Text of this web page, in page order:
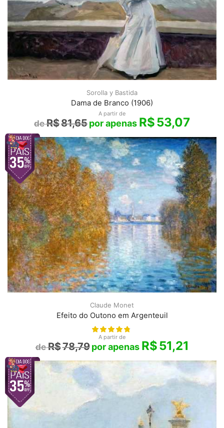
Sorolla y Bastida
Dama de Branco (1906)
A partir de
R$81,65 R$53,07
Claude Monet
Efeito do Outono em Argenteuil
A partir de
R$78,79 R$51,21